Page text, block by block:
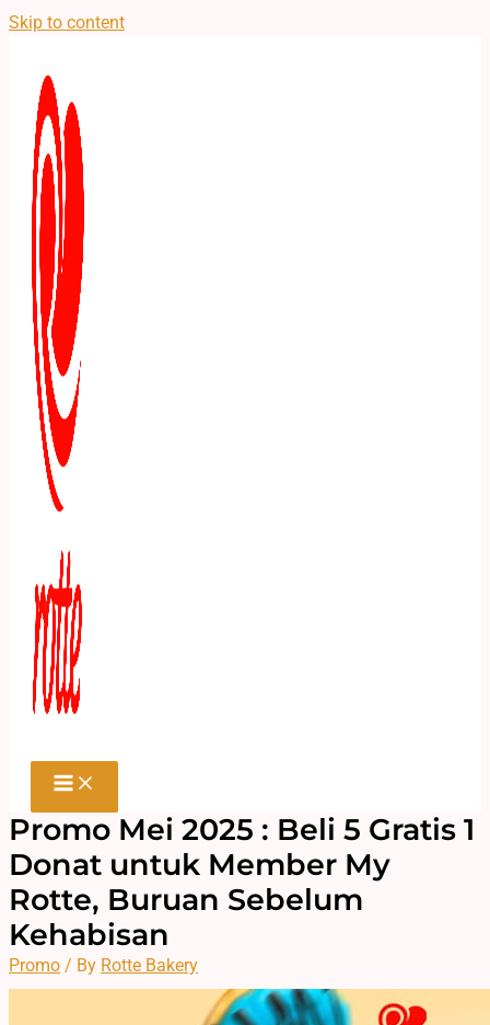
Skip to content
Promo Mei 2025 : Beli 5 Gratis 1
Donat untuk Member My
Rotte, Buruan Sebelum
Kehabisan
Promo / By Rotte Bakery